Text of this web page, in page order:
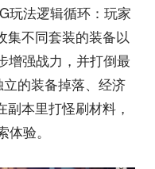
玩法逻辑循环：玩家
集不同套装的装备以
增强战力，并打倒最
的装备掉落、经济
本里打怪刷材料，
验。